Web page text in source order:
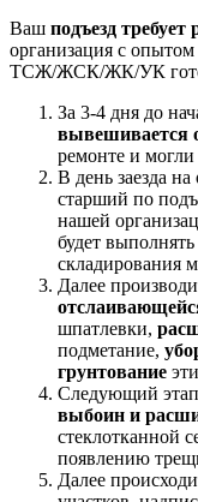
Ваш подъезд требует
организация с
ТСЖ/ЖСК/ЖК/УК
За 3-4 дня до
вывешивается
ремонте и
В день заезда
старший по
нашей
будет
складирования
Далее
шпатлевки,
подметание,
грунтование
Следующий
выбоин и
стеклотканной
появлению
Далее